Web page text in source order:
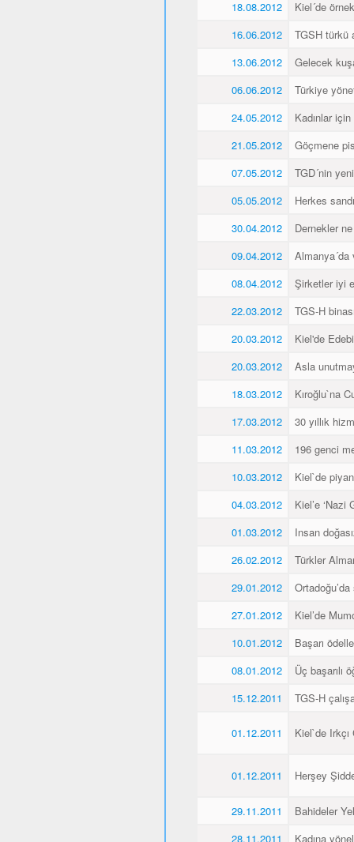
18.08.2012
Kiel´de
16.06.2012
TGSH türkü
13.06.2012
Gelecek
06.06.2012
Türkiye
24.05.2012
Kadınlar
21.05.2012
Göçmene
07.05.2012
TGD´nin
05.05.2012
Herkes
30.04.2012
Dernekler
09.04.2012
Almanya´da
08.04.2012
Şirketler iyi
22.03.2012
TGS-H
20.03.2012
Kiel'de
20.03.2012
Asla
18.03.2012
Kıroğlu`na
17.03.2012
30 yıllık
11.03.2012
196 genci
10.03.2012
Kiel`de
04.03.2012
Kiel’e ‘Nazi
01.03.2012
Insan
26.02.2012
Türkler
29.01.2012
27.01.2012
Kiel’de
10.01.2012
Başarı
08.01.2012
Üç başarılı
15.12.2011
TGS-H
01.12.2011 Kiel`de Irkçı
01.12.2011 Herşey
29.11.2011
Bahideler
28.11.2011
Kadına